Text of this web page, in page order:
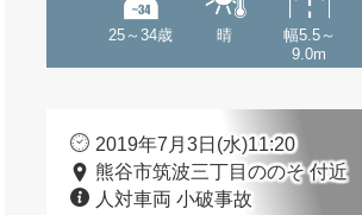
25～34歳 晴
幅5.5～
9.0m
2019年7月3日(水)11:20
熊谷市筑波三丁目ののそ 付近
人対車両 小破事故